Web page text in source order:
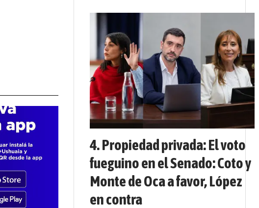
Propiedad privada: El voto
fueguino en el Senado: Coto y
Monte de Oca a favor, López
en contra